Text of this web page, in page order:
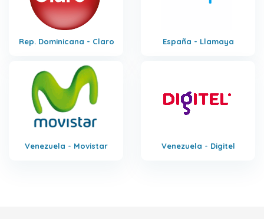
Rep. Dominicana - Claro España - Llamaya
Venezuela - Movistar Venezuela - Digitel